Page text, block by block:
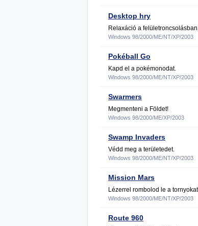
Desktop hry
Relaxáció a
Windows 98/2000/ME/NT/XP/2003
Pokéball Go
Kapd el a pokémonodat.
Windows 98/2000/ME/NT/XP/2003
Swarmers
Megmenteni a Földet!
Windows 98/2000/ME/XP/2003
Swamp Invaders
Védd meg a területedet.
Windows 98/2000/ME/NT/XP/2003
Mission Mars
Lézerrel rombolod le a
Windows 98/2000/ME/NT/XP/2003
Route 960